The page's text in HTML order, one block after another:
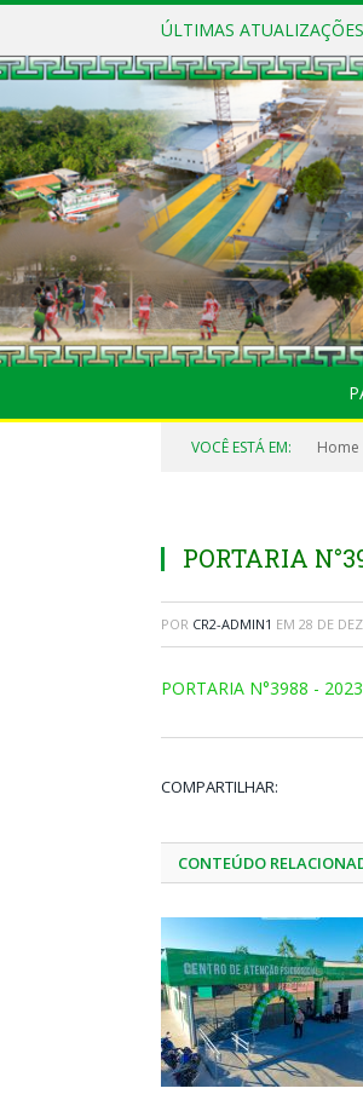
ÚLTIMAS
VOCÊ ESTÁ EM: Home
PORTARIA
POR CR2-ADMIN1 EM 28 DE
PORTARIA N°3988 -
COMPARTILHAR:
CONTEÚDO